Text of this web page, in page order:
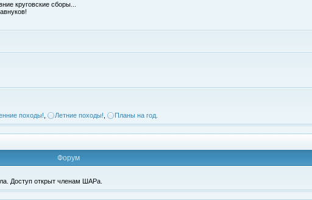
круговские сборы...
походы! Летние походы! Планы на год.
Форум
Доступ открыт членам ШАРа.